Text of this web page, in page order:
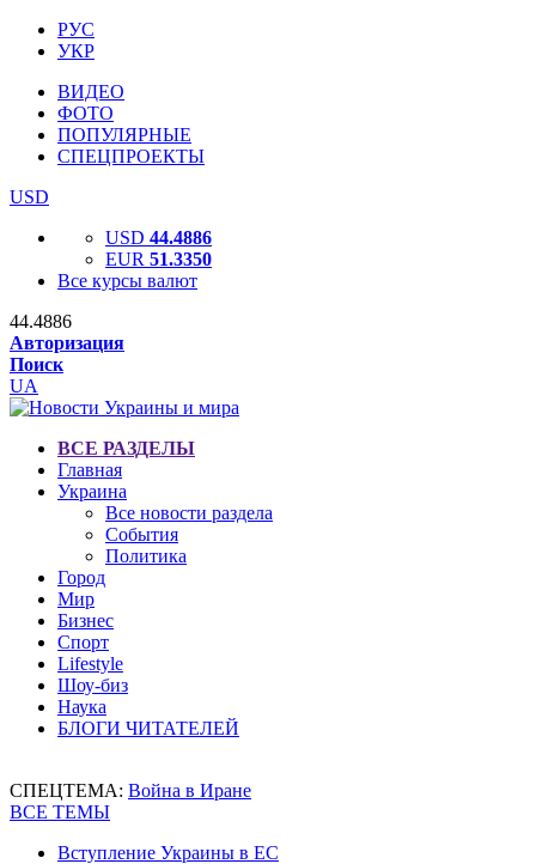
РУС
УКР
ВИДЕО
ФОТО
ПОПУЛЯРНЫЕ
СПЕЦПРОЕКТЫ
USD
USD 44.4886
EUR 51.3350
Все курсы валют
44.4886
Авторизация
Поиск
UA
ВСЕ РАЗДЕЛЫ
Главная
Украина
Все новости раздела
События
Политика
Город
Мир
Бизнес
Спорт
Lifestyle
Шоу-биз
Наука
БЛОГИ ЧИТАТЕЛЕЙ
СПЕЦТЕМА: Война в Иране
ВСЕ ТЕМЫ
Вступление Украины в ЕС